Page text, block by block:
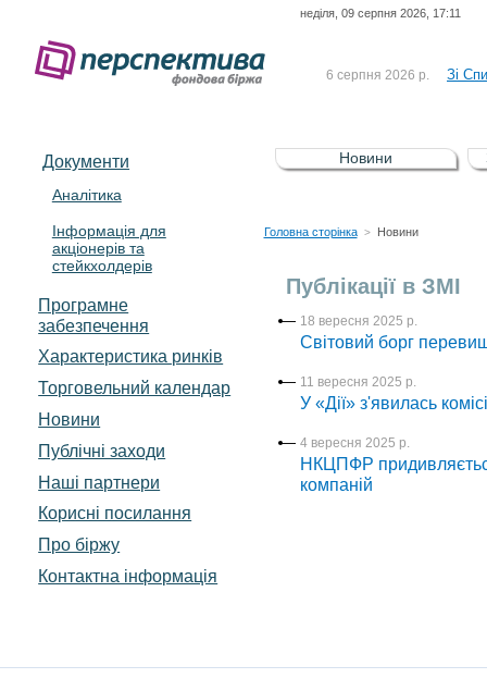
неділя, 09 серпня 2026, 17:11
6 серпня 2026 р. Зі
5 серпня 2026 р.
Зі
UA4000232607)
4 серпня 2026 р.
Документи
Аналітика
Інформація для
акціонерів та
стейкхолдерів
Програмне
забезпечення
Характеристика pинків
Торговельний календар
Новини
Публічні заходи
Наші партнери
Корисні посилання
Про біржу
Контактна інформація
Новини
Головна сторінка > Новини
Публікації в ЗМІ
18 вересня 2025 р.
Світовий борг
11 вересня 2025 р.
У «Дії» з'явилась
4 вересня 2025 р.
НКЦПФР
компаній